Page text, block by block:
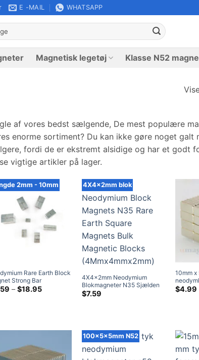
E -MAIL WHATSAPP
Magnetisk legetøj Klasse N52
af vores bedst sælgende, De mest populære
enorme sortiment? Du kan ikke gøre noget galt
fordi de er ekstremt alsidige og har et godt
vigtige artikler på lager.
2mm - 10mm
Rare Earth Block
Strong Bar
– $18.95Prisklasse:
4X4x2mm blok
4X4x2mm Neodymium
Blokmagneter N35 Sjælden
Earth Square Magnets Bulk
$7.59
10mm x
Strong
$4.99
100x5x5mm N52